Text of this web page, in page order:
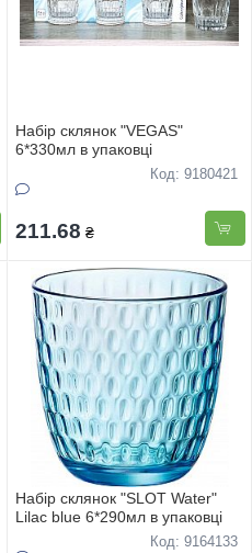
Набiр склянок "VEGAS"
6*330мл в упаковцi
Код: 9180421
211.68 ₴
Набiр склянок "SLOT Water"
Lilac blue 6*290мл в упаковцi
Код: 9164133